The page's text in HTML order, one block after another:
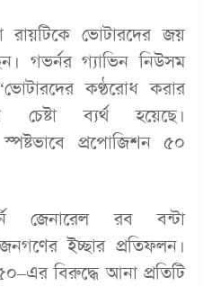
রায়টিকে ভোটারদের জয়
গভর্নর গ্যাভিন নিউসম
কণ্ঠরোধ করার
চেষ্টা ব্যর্থ হয়েছে।
প্রপোজিশন ৫০
জেনারেল রব বন্টা
ইচ্ছার প্রতিফলন।
বিরুদ্ধে আনা প্রতিটি